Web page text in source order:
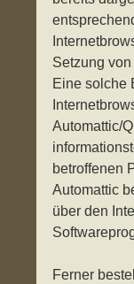
Setzung
Eine solche
Automattic/
betroffenen
Automattic
über den
Ferner